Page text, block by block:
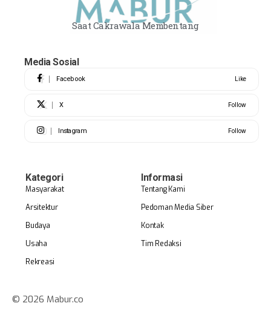
Saat Cakrawala Membentang
Media Sosial
Facebook Like
X Follow
Instagram Follow
Kategori
Masyarakat
Arsitektur
Budaya
Usaha
Rekreasi
Informasi
Tentang Kami
Pedoman Media Siber
Kontak
Tim Redaksi
© 2026 Mabur.co